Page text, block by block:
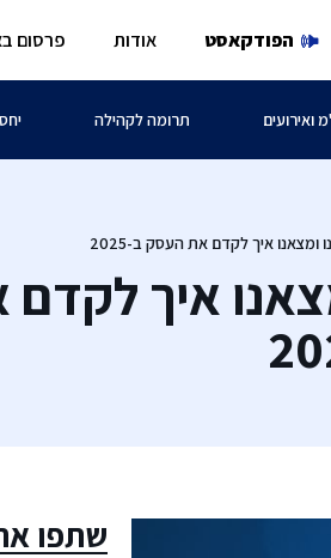
הפודקאסט אודות פרסום
ואירועים תרומה לקהילה
איך לקדם את העסק ב-2025
איך
שתפו